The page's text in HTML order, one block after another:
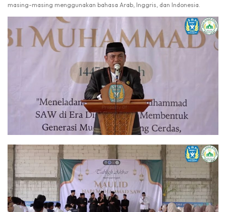
masing-masing menggunakan bahasa Arab, Inggris, dan Indonesia.